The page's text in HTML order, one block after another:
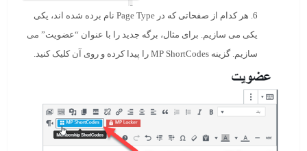
6. هر کدام از صفحاتی که در Page Type نام برده شده اند، یکی
یکی می سازیم. برای مثال، برگه جدید را با عنوان “عضویت” می
سازیم. گزینه MP ShortCodes را پیدا کرده و روی آن کلیک کنید.